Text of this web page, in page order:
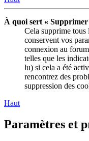
À quoi sert « Supprimer
Cela supprime tous
conservent vos
connexion au
telles que les
lu) si cela a été
rencontrez des
suppression des
Haut
Paramètres et